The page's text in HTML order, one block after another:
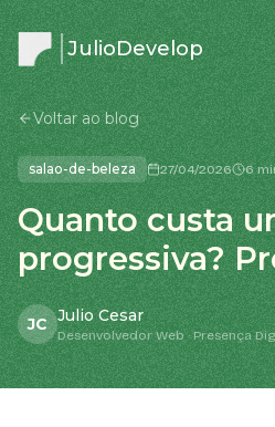
JulioDevelop
Voltar ao blog
salao-de-beleza 27/04/2026 6
Quanto custa
progressiva?
JC Julio Cesar
Desenvolvedor Web · Presença